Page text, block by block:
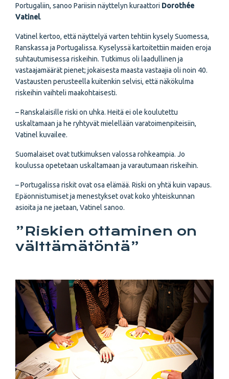
Portugaliin, sanoo Pariisin näyttelyn kuraattori Dorothée
Vatinel.
Vatinel kertoo, että näyttelyä varten tehtiin kysely Suomessa,
Ranskassa ja Portugalissa. Kyselyssä kartoitettiin maiden eroja
suhtautumisessa riskeihin. Tutkimus oli laadullinen ja
vastaajamäärät pienet; jokaisesta maasta vastaajia oli noin 40.
Vastausten perusteella kuitenkin selvisi, että näkökulma
riskeihin vaihteli maakohtaisesti.
– Ranskalaisille riski on uhka. Heitä ei ole koulutettu
uskaltamaan ja he ryhtyvät mielellään varatoimenpiteisiin,
Vatinel kuvailee.
Suomalaiset ovat tutkimuksen valossa rohkeampia. Jo
koulussa opetetaan uskaltamaan ja varautumaan riskeihin.
– Portugalissa riskit ovat osa elämää. Riski on yhtä kuin vapaus.
Epäonnistumiset ja menestykset ovat koko yhteiskunnan
asioita ja ne jaetaan, Vatinel sanoo.
”Riskien ottaminen on
välttämätöntä”